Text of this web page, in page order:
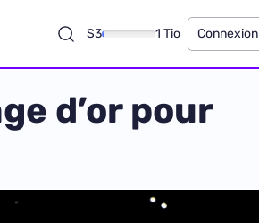
S3 1 Tio Connexion
d’or pour